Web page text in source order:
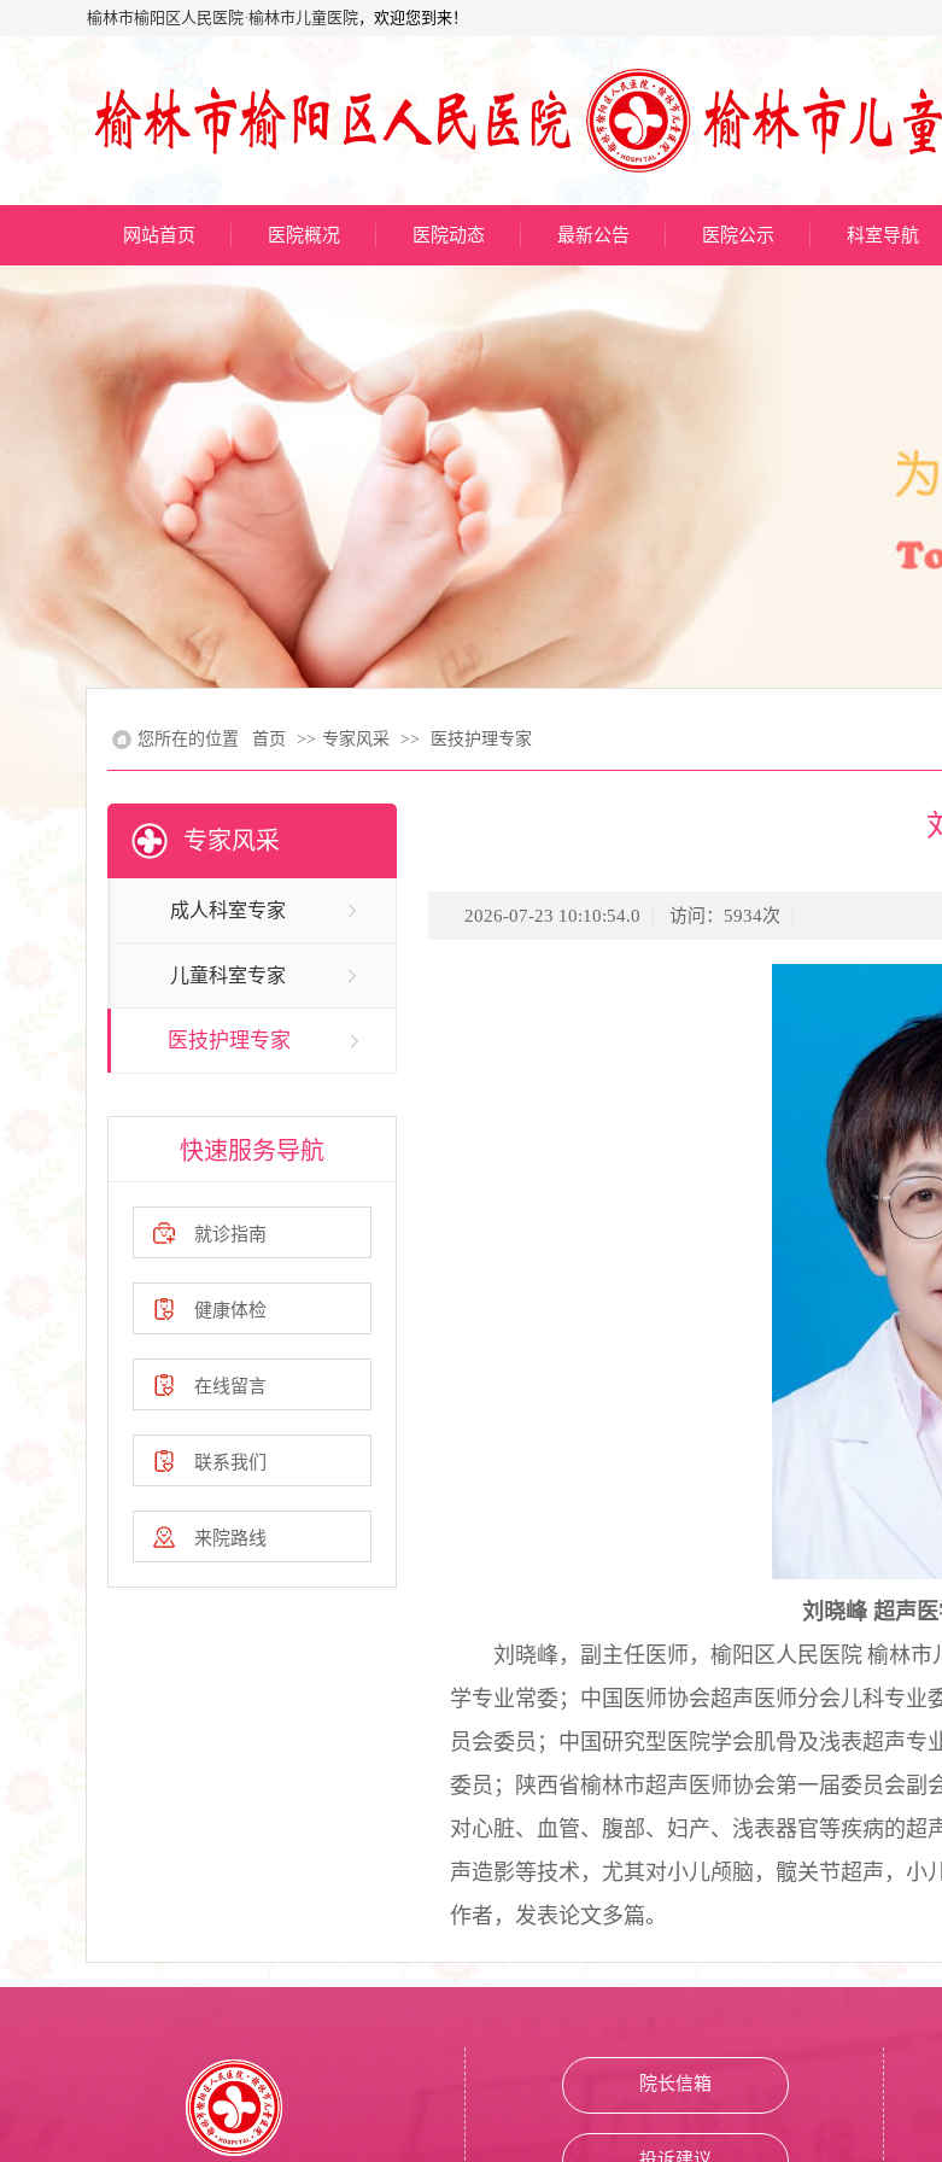
榆林市榆阳区人民医院·榆林市儿童医院，欢迎您到来！
网站首页 医院概况 医院动态 最新公告 医院公示 科室导航
您所在的位置 首页 >> 专家风采 >> 医技护理专家
专家风采
成人科室专家
儿童科室专家
医技护理专家
快速服务导航
就诊指南
健康体检
在线留言
联系我们
来院路线
2026-07-23 10:10:54.0 访问： 5934次
刘晓峰 超声
刘晓峰，副主任医师，榆阳区人民医院 榆林市
学专业常委；中国医师协会超声医师分会儿科专
员会委员；中国研究型医院学会肌骨及浅表超声
委员；陕西省榆林市超声医师协会第一届委员会副
对心脏、血管、腹部、妇产、浅表器官等疾病的
声造影等技术，尤其对小儿颅脑，髋关节超声，
作者，发表论文多篇。
院长信箱